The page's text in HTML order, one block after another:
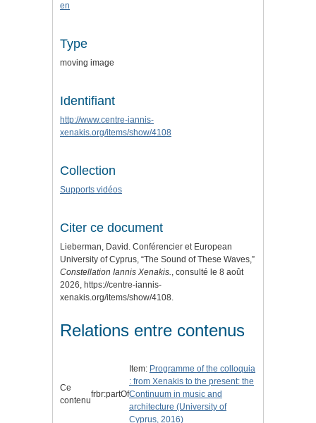
en
Type
moving image
Identifiant
http://www.centre-iannis-
xenakis.org/items/show/4108
Collection
Supports vidéos
Citer ce document
Lieberman, David. Conférencier et European
University of Cyprus, “The Sound of These Waves,”
Constellation Iannis Xenakis., consulté le 8 août
2026, https://centre-iannis-
xenakis.org/items/show/4108.
Relations entre contenus
Ce
contenu
frbr:partOf
Item: Programme of the colloquia
: from Xenakis to the present: the
Continuum in music and
architecture (University of
Cyprus, 2016)